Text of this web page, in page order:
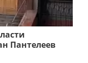
Пантелеев